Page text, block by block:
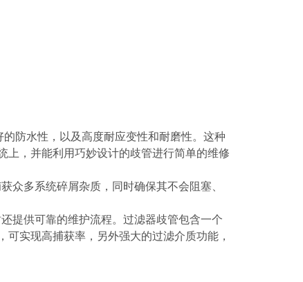
防水性，以及高度耐应变性和耐磨性。这种
上，并能利用巧妙设计的歧管进行简单的维修
众多系统碎屑杂质，同时确保其不会阻塞、
提供可靠的维护流程。过滤器歧管包含一个
实现高捕获率，另外强大的过滤介质功能，